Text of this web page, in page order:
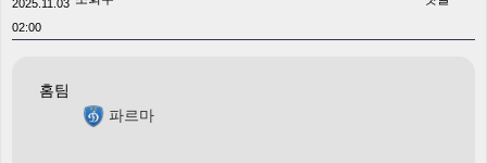
2025.11.03
02:00
홈팀
파르마